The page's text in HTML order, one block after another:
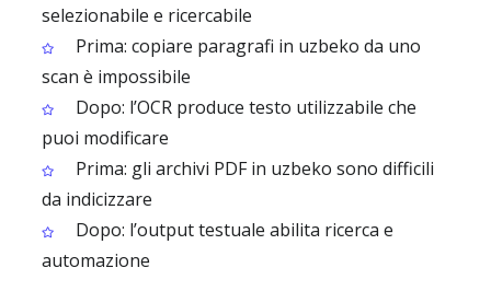
selezionabile e ricercabile
Prima: copiare paragrafi in uzbeko da uno
scan è impossibile
Dopo: l’OCR produce testo utilizzabile che
puoi modificare
Prima: gli archivi PDF in uzbeko sono difficili
da indicizzare
Dopo: l’output testuale abilita ricerca e
automazione